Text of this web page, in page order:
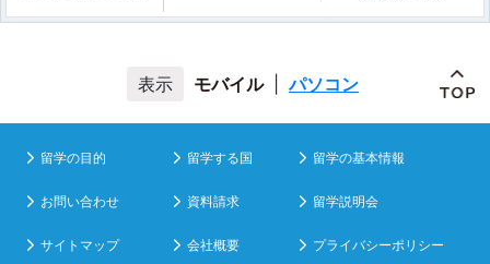
モバイル パソコン
留学の目的 留学する国 留学の基本情報
お問い合わせ 資料請求 留学説明会
サイトマップ 会社概要 プライバシーポリシー